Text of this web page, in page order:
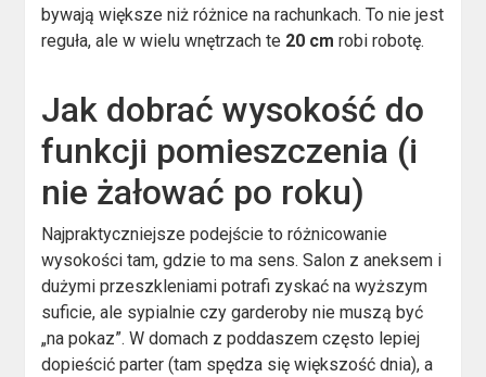
bywają większe niż różnice na rachunkach. To nie jest
reguła, ale w wielu wnętrzach te 20 cm robi robotę.
Jak dobrać wysokość do
funkcji pomieszczenia (i
nie żałować po roku)
Najpraktyczniejsze podejście to różnicowanie
wysokości tam, gdzie to ma sens. Salon z aneksem i
dużymi przeszkleniami potrafi zyskać na wyższym
suficie, ale sypialnie czy garderoby nie muszą być
„na pokaz”. W domach z poddaszem często lepiej
dopieścić parter (tam spędza się większość dnia), a